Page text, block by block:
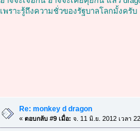
เพราะรู้ถึงความชั่วของรัฐบาลโลกมั้งครับ
Re: monkey d dragon
«ตอบกลับ #9 เมื่อ: จ. 11 มิ.ย. 2012 เวลา